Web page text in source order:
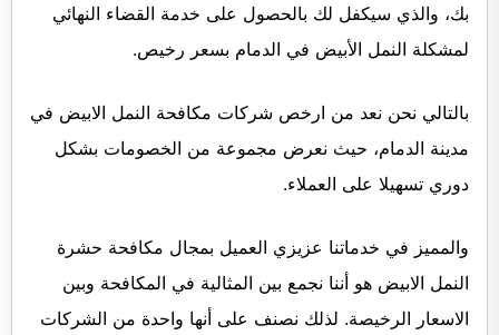
بك، والذي سيكفل لك بالحصول على خدمة القضاء النهائي
لمشكلة النمل الأبيض في الدمام بسعر رخيص.
بالتالي نحن نعد من ارخص شركات مكافحة النمل الابيض في
مدينة الدمام، حيث نعرض مجموعة من الخصومات بشكل
دوري تسهيلا على العملاء.
والمميز في خدماتنا عزيزي العميل بمجال مكافحة حشرة
النمل الابيض هو أننا نجمع بين المثالية في المكافحة وبين
الاسعار الرخيصة. لذلك نصنف على أنها واحدة من الشركات